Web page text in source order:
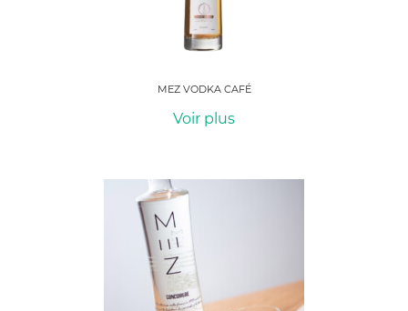
MEZ VODKA CAFÉ
Voir plus